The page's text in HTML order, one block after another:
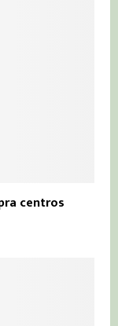
centros